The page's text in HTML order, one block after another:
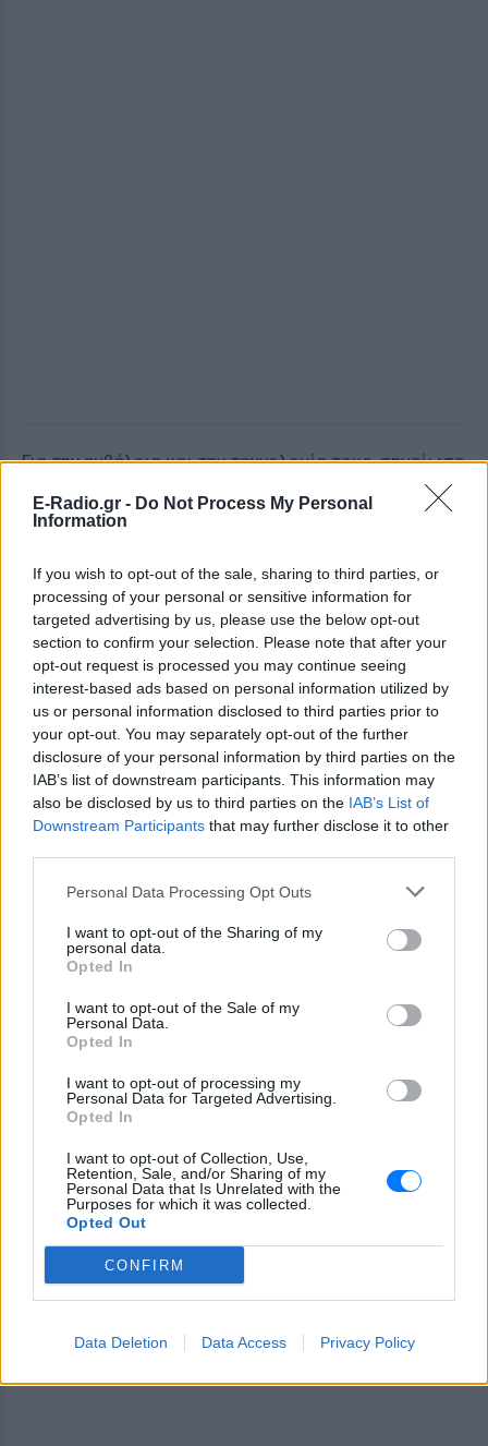
E-Radio.gr - Do Not Process My Personal
Information
If you wish to opt-out of the sale, sharing to third parties, or
processing of your personal or sensitive information for
targeted advertising by us, please use the below opt-out
section to confirm your selection. Please note that after your
opt-out request is processed you may continue seeing
interest-based ads based on personal information utilized by
us or personal information disclosed to third parties prior to
your opt-out. You may separately opt-out of the further
disclosure of your personal information by third parties on the
IAB’s list of downstream participants. This information may
also be disclosed by us to third parties on the IAB’s List of
Downstream Participants that may further disclose it to other
Personal Data Processing Opt Outs
I want to opt-out of the Sharing of my
personal data.
Opted In
I want to opt-out of the Sale of my
Personal Data.
Opted In
I want to opt-out of processing my
Personal Data for Targeted Advertising.
Opted In
I want to opt-out of Collection, Use,
Retention, Sale, and/or Sharing of my
Personal Data that Is Unrelated with the
Purposes for which it was collected.
Opted Out
CONFIRM
Data Deletion Data Access Privacy Policy
Για την εμβέλεια και την τεχνολογία τους, σημείωσε
έχουν αυτονομία αρκετών ωρών και να ελέγχονται
δορυφορικών συστημάτων, παρόμοια με
στρατιωτικά drones που επιχειρούν σε άλλες
περιοχές του κόσμου.
Την ίδια στιγμή, εξηγήσεις από την κυβέρνηση
ζητούν τα κόμματα της αντιπολίτευσης.
«Έχει η κυβέρνηση συμφωνήσει πίσω από κλειστές
πόρτες να παραχωρήσει στην ευρωατλαντική
σύμμαχο Ουκρανία την ελληνική επικράτεια για τη
διεξαγωγή πολεμικών επιχειρήσεων» αναφέρει σε
που δεν πρέπει να μείνει αναπάντητη» σχολιάζει η
Ελληνική Λύση.
«Προκύπτει μείζον ζήτημα για το αν η ελληνική
πλευρά είχε γνώση ή παρακολούθηση μιας τέτοιας
δραστηριότητας» το σχόλιο της «Νίκης».